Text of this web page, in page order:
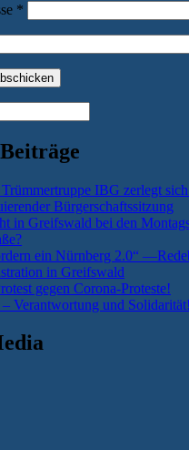
*
IBG zerlegt
Bürgerschaftssitzung
in Greifswald bei den
ein Nürnberg 2.0“
in Greifswald
gegen Corona-Proteste!
Verantwortung und Solidarität!